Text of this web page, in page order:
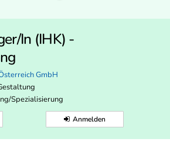
In (IHK) -
GmbH
Spezialisierung
Anmelden